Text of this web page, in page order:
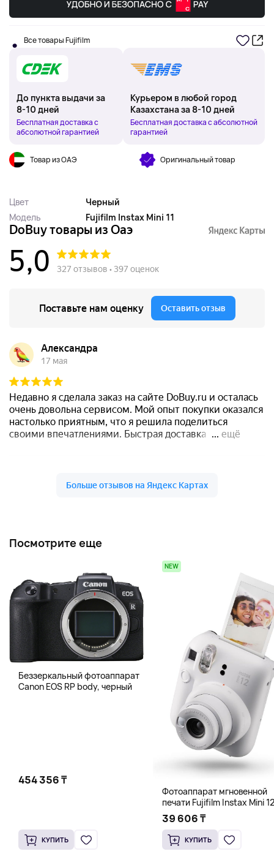
Все товары Fujifilm
До пункта выдачи за
8-10 дней
Бесплатная доставка с
абсолютной гарантией
Курьером в любой город
Казахстана за 8-10 дней
Бесплатная доставка с абсолютной
гарантией
Товар из ОАЭ Оригинальный товар
Цвет
Черный
Модель
Fujifilm Instax Mini 11
Посмотрите еще
Беззеркальный фотоаппарат
Canon EOS RP body, черный
454 356 ₸
КУПИТЬ
NEW
Фотоаппарат мгновенной
печати Fujifilm Instax Mini
белый
39 606 ₸
КУПИТЬ